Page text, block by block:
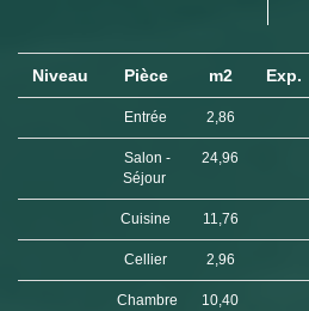
Niveau Pièce m2 Exp.
Entrée 2,86
Salon -
Séjour
24,96
Cuisine 11,76
Cellier 2,96
Chambre
10,40